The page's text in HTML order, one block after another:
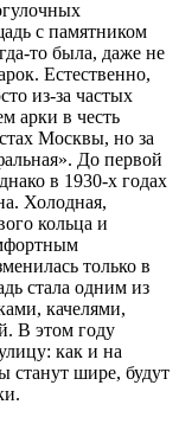
с памятником
то была, даже не
Естественно,
из-за частых
арки в честь
Москвы, но за
До первой
в 1930-х годах
Холодная,
кольца и
только в
стала одним из
качелями,
В этом году
как и на
станут шире, будут